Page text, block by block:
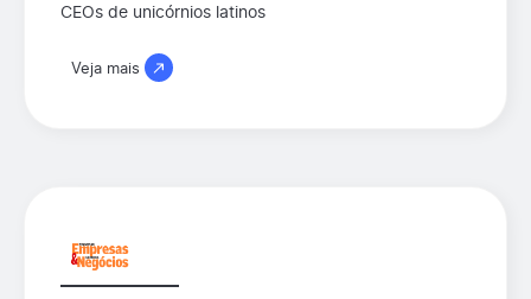
CEOs de unicórnios latinos
Veja mais